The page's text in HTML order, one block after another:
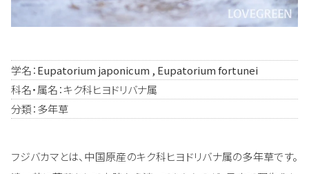
学名：Eupatorium japonicum , Eupatorium fortunei
科名・属名：キク科ヒヨドリバナ属
分類：多年草
フジバカマとは、中国原産のキク科ヒヨドリバナ属の多年草です。